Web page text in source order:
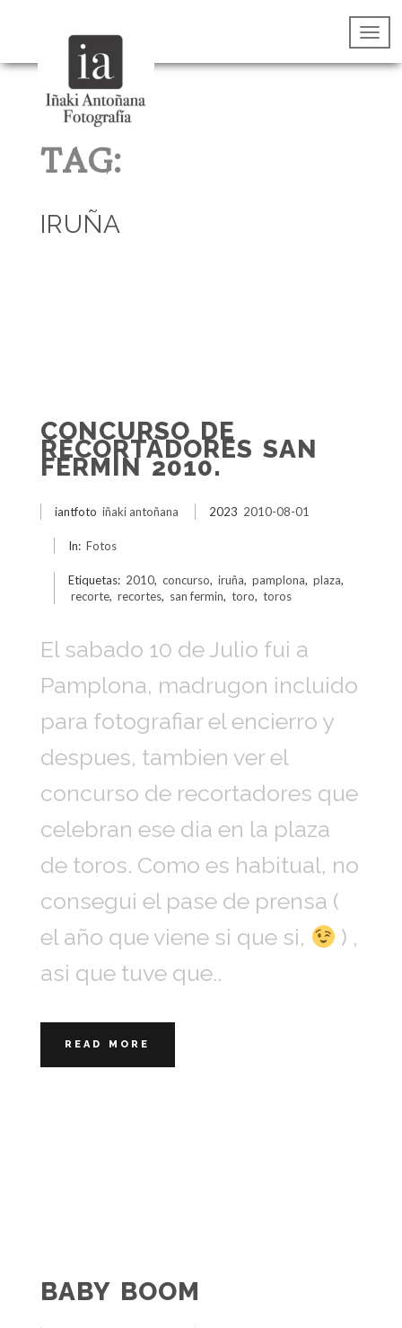
TAG:
IRUÑA
CONCURSO DE
RECORTADORES SAN
FERMIN 2010.
iantfoto iñaki antoñana 2023 2010-08-01
In: Fotos
Etiquetas: 2010, concurso, iruña, pamplona, plaza,
recorte, recortes, san fermin, toro, toros
El sabado 10 de Julio fui a
Pamplona, madrugon incluido
para fotografiar el encierro y
despues, tambien ver el
concurso de recortadores que
celebran ese dia en la plaza
de toros. Como es habitual, no
consegui el pase de prensa (
el año que viene si que si,
) ,
asi que tuve que..
READ MORE
BABY BOOM